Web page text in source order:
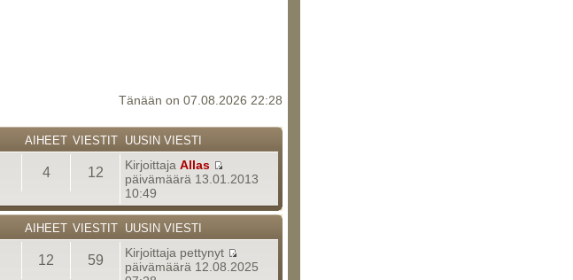
Tänään on 07.08.2026 22:28
AIHEET VIESTIT UUSIN VIESTI
4 12 Kirjoittaja Allas
päivämäärä 13.01.2013
10:49
AIHEET VIESTIT UUSIN VIESTI
12 59
Kirjoittaja pettynyt
päivämäärä 12.08.2025